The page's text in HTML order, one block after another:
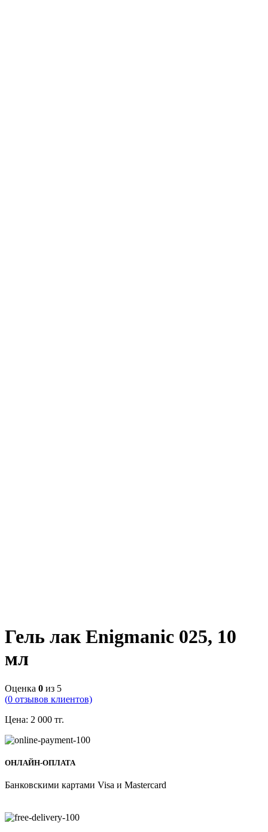
Гель лак Enigmanic 025, 10
мл
Оценка 0 из 5
(0 отзывов клиентов)
Цена: 2 000 тг.
ОНЛАЙН-ОПЛАТА
Банковскими картами Visa и Mastercard